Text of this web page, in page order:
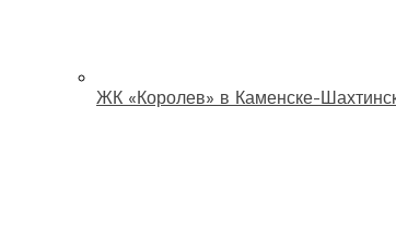
ЖК «Королев» в Каменске-